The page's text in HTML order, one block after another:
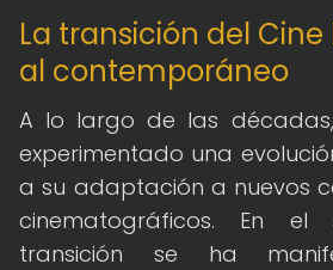
La transición del
al contemporáneo
A lo largo de las
experimentado una
a su adaptación a nuevos
cinematográficos. En el
transición se ha